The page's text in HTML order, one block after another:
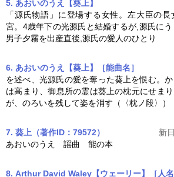
5. あおいのうえ【葵上】
「源氏物語」に登場する女性。左大臣の
宮。4歳年下の光源氏と結婚するが,源氏に
男子夕霧を出産直後,源氏の愛人のひとり
6. あおいのうえ【葵上】［能曲名］
を述べ、光源氏の愛を奪った葵上を恨む。
は高まり、御息所の霊は葵上の枕元にせま
が、のろいを残して姿を消す（〈枕ノ段〉）
7. 葵上（著作ID：79572）
新
あおいのうえ 謡曲 能の本
8. Arthur David Waley【ウェーリー】［人名